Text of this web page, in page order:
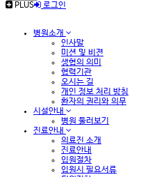
PLUS
로그인
병원소개
인사말
미션 및 비젼
생협의 의미
협력기관
오시는 길
개인 정보 처리 방침
환자의 권리와 의무
시설안내
병원 둘러보기
진료안내
의료진 소개
진료안내
입원절차
입원시 필요서류